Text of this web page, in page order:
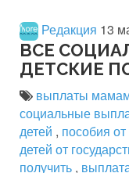
Редакция 13
ВСЕ
ДЕТСКИЕ
выплаты
социальные
детей , пособия
детей от
получить ,